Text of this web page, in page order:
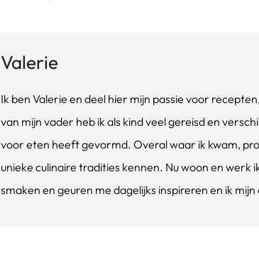
Valerie
Ik ben Valerie en deel hier mijn passie voor
van mijn vader heb ik als kind veel gereisd en
voor eten heeft gevormd. Overal waar ik kwam,
unieke culinaire tradities kennen. Nu woon en werk
smaken en geuren me dagelijks inspireren en ik